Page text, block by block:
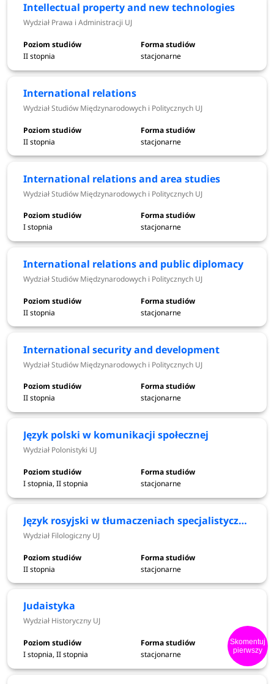
księgowanie opłat rekrutacyjnych
wprowadzenie przez kandydatów
wymaganych danych do systemu oraz
15 lipca 2026
14-16 lipca
2026
(pozostałe studia)
od 1 czerwca
do 15 lipca
2026
księgowanie opłat rekrutacyjnych
do 16 lipca
wprowadzenie przez kandydatów
wymaganych danych do systemu
15 lipca 2026
Ogłoszenie wyników - I tura
wpisy
27-29 lipca
2026
2026
przeciwwskazań do podjęcia studiów
wydanego przez lekarza medycyny
wymagane)
Lekarski - 28
września 2026
Elektroniczna rejestracja - II tura
(studia na które przeprowadzany
jest egzamin)
do 1 września
księgowanie opłat rekrutacyjnych
do 2 września
2026
Intellectual property and new technologies
Wydział Prawa i Administracji UJ
II stopnia stacjonarne
International relations
Wydział Studiów Międzynarodowych i Politycznych UJ
II stopnia stacjonarne
International relations and area studies
Wydział Studiów Międzynarodowych i Politycznych UJ
I stopnia stacjonarne
International relations and public diplomacy
Wydział Studiów Międzynarodowych i Politycznych UJ
II stopnia stacjonarne
International security and development
Wydział Studiów Międzynarodowych i Politycznych UJ
II stopnia stacjonarne
Język polski w komunikacji społecznej
Wydział Polonistyki UJ
I stopnia, II stopnia stacjonarne
Język rosyjski w tłumaczeniach specjalistycznych
Wydział Filologiczny UJ
II stopnia stacjonarne
Judaistyka
Wydział Historyczny UJ
I stopnia, II stopnia stacjonarne
Skomentuj
pierwszy